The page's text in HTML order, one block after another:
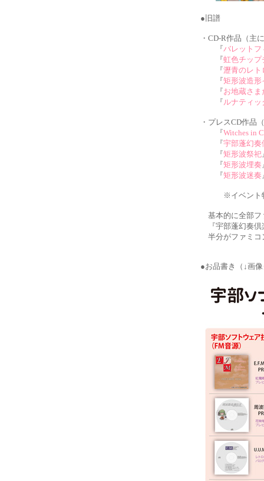
●旧譜
・CD-R作品（主
『バレット
『虹色チップ
『瀝青のレト
『矩形波造形
『お地蔵さ
『 ルナティ
・プレスCD作品
『Witches in
『宇部蓬幻奏
『矩形波祭祀
『矩形波埋奏
『矩形波迷奏
※イベント特価
基本的に全部フ
『宇部蓬幻奏倶
半分がファミコ
●お品書き（↓画